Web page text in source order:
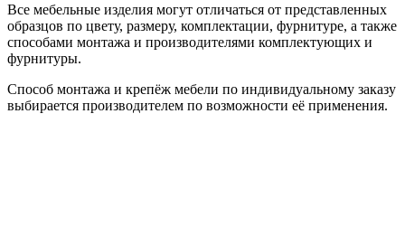
Все мебельные изделия могут отличаться от представленных
образцов по цвету, размеру, комплектации, фурнитуре, а также
способами монтажа и производителями комплектующих и
фурнитуры.
Способ монтажа и крепёж мебели по индивидуальному заказу
выбирается производителем по возможности её применения.